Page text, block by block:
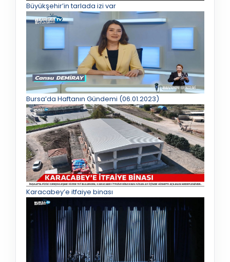
Büyükşehir’in tarlada izi var
Bursa’da Haftanın Gündemi (06.01.2023)
Karacabey’e itfaiye binası